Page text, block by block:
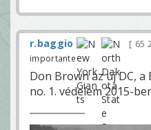
r.baggio 65
importante
Don Brown az új DC,
no. 1. védelem 2015-